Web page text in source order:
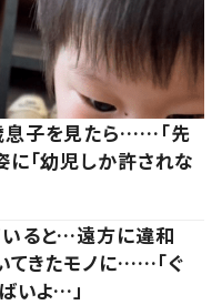
子を見たら……「先
に「幼児しか許されな
ると…遠方に違和
てきたモノに……「ぐ
いよ…」